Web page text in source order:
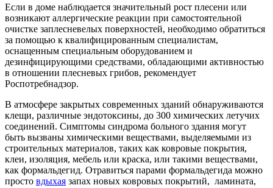
Если в доме наблюдается значительный рост плесени или
возникают аллергические реакции при самостоятельной
очистке заплесневелых поверхностей, необходимо обратиться
за помощью к квалифицированным специалистам,
оснащенным специальным оборудованием и
дезинфицирующими средствами, обладающими активностью
в отношении плесневых грибов, рекомендует
Роспотребнадзор.
В атмосфере закрытых современных зданий обнаруживаются
клещи, различные эндотоксины, до 300 химических летучих
соединений. Симптомы синдрома больного здания могут
быть вызваны химическими веществами, выделяемыми из
строительных материалов, таких как ковровые покрытия,
клеи, изоляция, мебель или краска, или такими веществами,
как формальдегид. Отравиться парами формальдегида можно
просто вдыхая запах новых ковровых покрытий, ламината,